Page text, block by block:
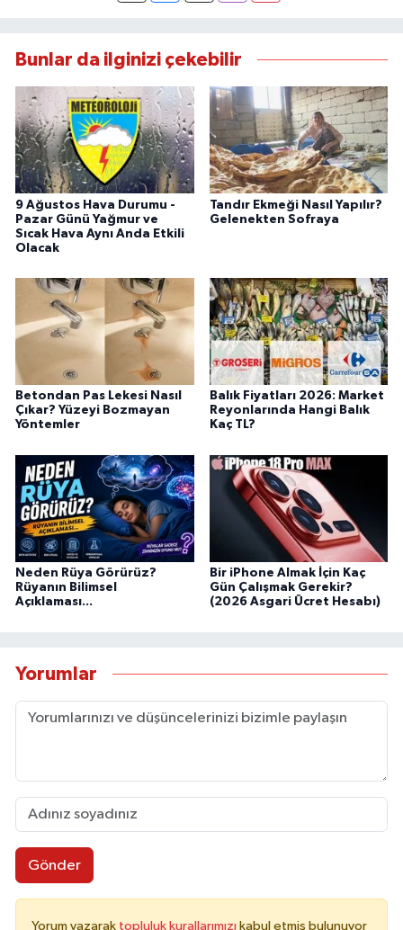
Bunlar da ilginizi çekebilir
9 Ağustos Hava Durumu -
Pazar Günü Yağmur ve
Sıcak Hava Aynı Anda Etkili
Olacak
Tandır Ekmeği Nasıl Yapılır?
Gelenekten Sofraya
Betondan Pas Lekesi Nasıl
Çıkar? Yüzeyi Bozmayan
Yöntemler
Balık Fiyatları 2026: Market
Reyonlarında Hangi Balık
Kaç TL?
Neden Rüya Görürüz?
Rüyanın Bilimsel
Açıklaması...
Bir iPhone Almak İçin Kaç
Gün Çalışmak Gerekir?
(2026 Asgari Ücret Hesabı)
Yorumlar
Gönder
Yorum yazarak topluluk kurallarımızı kabul etmiş bulunuyor